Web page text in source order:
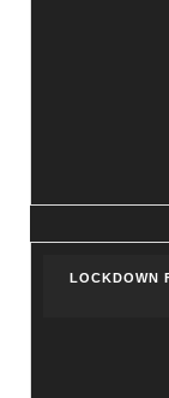
LOCKDOWN